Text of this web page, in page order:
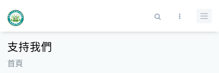
搜尋表單
支持我們
首頁